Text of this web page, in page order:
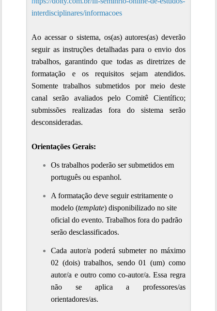
interdisciplinares/informacoes
Ao acessar o sistema, os(as) autores(as) deverão
seguir as instruções detalhadas para o envio dos
trabalhos, garantindo que todas as diretrizes de
formatação e os requisitos sejam atendidos.
Somente trabalhos submetidos por meio deste
canal serão avaliados pelo Comitê Científico;
submissões realizadas fora do sistema serão
desconsideradas.
Orientações Gerais:
Os trabalhos poderão ser submetidos em
português ou espanhol.
A formatação deve seguir estritamente o
modelo (template) disponibilizado no site
oficial do evento. Trabalhos fora do padrão
serão desclassificados.
Cada autor/a poderá submeter no máximo
02 (dois) trabalhos, sendo 01 (um) como
autor/a e outro como co-autor/a. Essa regra
não se aplica a professores/as
orientadores/as.